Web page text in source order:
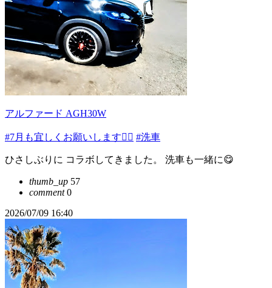
アルファード AGH30W
#7月も宜しくお願いします🙇‍♂️ #洗車
ひさしぶりに コラボしてきました。 洗車も一緒に😋
thumb_up 57
comment0
2026/07/09 16:40